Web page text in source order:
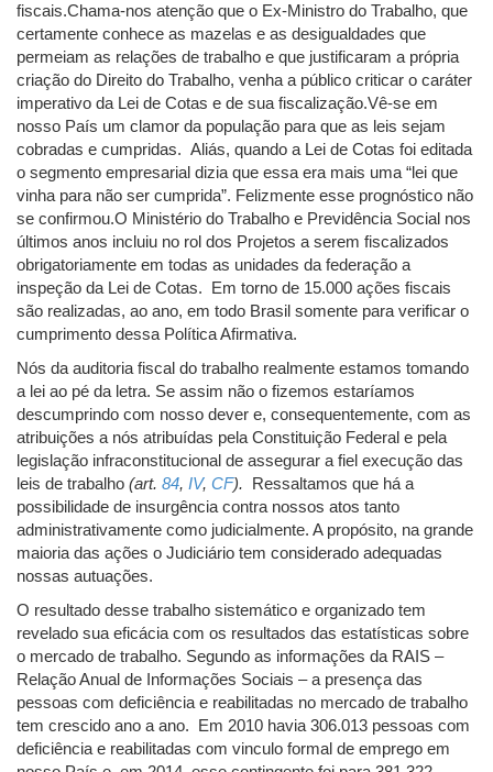
fiscais.Chama-nos atenção que o Ex-Ministro do Trabalho, que
certamente conhece as mazelas e as desigualdades que
permeiam as relações de trabalho e que justificaram a própria
criação do Direito do Trabalho, venha a público criticar o caráter
imperativo da Lei de Cotas e de sua fiscalização.Vê-se em
nosso País um clamor da população para que as leis sejam
cobradas e cumpridas. Aliás, quando a Lei de Cotas foi editada
o segmento empresarial dizia que essa era mais uma “lei que
vinha para não ser cumprida”. Felizmente esse prognóstico não
se confirmou.O Ministério do Trabalho e Previdência Social nos
últimos anos incluiu no rol dos Projetos a serem fiscalizados
obrigatoriamente em todas as unidades da federação a
inspeção da Lei de Cotas. Em torno de 15.000 ações fiscais
são realizadas, ao ano, em todo Brasil somente para verificar o
cumprimento dessa Política Afirmativa.
Nós da auditoria fiscal do trabalho realmente estamos tomando
a lei ao pé da letra. Se assim não o fizemos estaríamos
descumprindo com nosso dever e, consequentemente, com as
atribuições a nós atribuídas pela Constituição Federal e pela
legislação infraconstitucional de assegurar a fiel execução das
leis de trabalho (art. 84, IV, CF). Ressaltamos que há a
possibilidade de insurgência contra nossos atos tanto
administrativamente como judicialmente. A propósito, na grande
maioria das ações o Judiciário tem considerado adequadas
nossas autuações.
O resultado desse trabalho sistemático e organizado tem
revelado sua eficácia com os resultados das estatísticas sobre
o mercado de trabalho. Segundo as informações da RAIS –
Relação Anual de Informações Sociais – a presença das
pessoas com deficiência e reabilitadas no mercado de trabalho
tem crescido ano a ano. Em 2010 havia 306.013 pessoas com
deficiência e reabilitadas com vinculo formal de emprego em